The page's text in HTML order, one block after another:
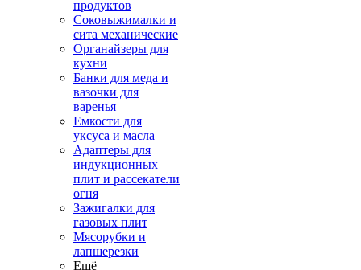
продуктов
Соковыжималки и
сита механические
Органайзеры для
кухни
Банки для меда и
вазочки для
варенья
Емкости для
уксуса и масла
Адаптеры для
индукционных
плит и рассекатели
огня
Зажигалки для
газовых плит
Мясорубки и
лапшерезки
Ещё